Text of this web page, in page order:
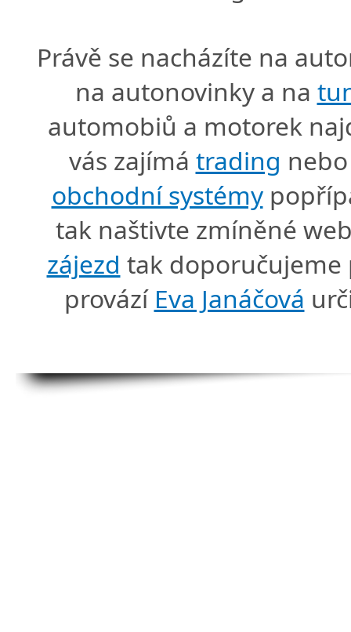
Právě se nacházíte na
na autonovinky a na
automobiů a motorek
vás zajímá trading
obchodní systémy
tak naštivte zmíněné
zájezd tak doporučujeme
provází Eva Janáčová